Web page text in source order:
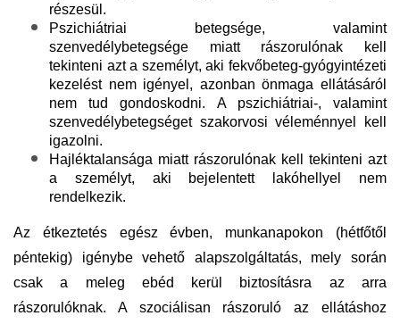
részesül.
Pszichiátriai betegsége, valamint
szenvedélybetegsége miatt rászorulónak kell
tekinteni azt a személyt, aki fekvőbeteg-gyógyintézeti
kezelést nem igényel, azonban önmaga ellátásáról
nem tud gondoskodni. A pszichiátriai-, valamint
szenvedélybetegséget szakorvosi véleménnyel kell
igazolni.
Hajléktalansága miatt rászorulónak kell tekinteni azt
a személyt, aki bejelentett lakóhellyel nem
rendelkezik.
Az étkeztetés egész évben, munkanapokon (hétfőtől
péntekig) igénybe vehető alapszolgáltatás, mely során
csak a meleg ebéd kerül biztosításra az arra
rászorulóknak. A szociálisan rászoruló az ellátáshoz